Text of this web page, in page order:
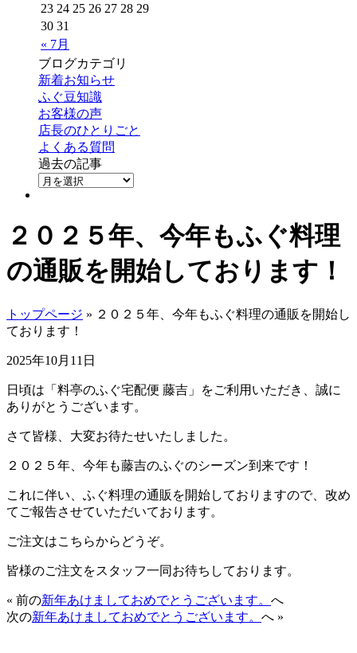
« 7月
23 24 25 26 27 28 29
30 31
ブログカテゴリ
新着お知らせ
ふぐ豆知識
お客様の声
店長のひとりごと
よくある質問
過去の記事
２０２５年、今年もふぐ料理
の通販を開始しております！
トップページ » ２０２５年、今年もふぐ料理の通販を開始し
ております！
2025年10月11日
日頃は「料亭のふぐ宅配便 藤吉」をご利用いただき、誠に
ありがとうございます。
さて皆様、大変お待たせいたしました。
２０２５年、今年も藤吉のふぐのシーズン到来です！
これに伴い、ふぐ料理の通販を開始しておりますので、改め
てご報告させていただいております。
ご注文はこちらからどうぞ。
皆様のご注文をスタッフ一同お待ちしております。
« 前の新年あけましておめでとうございます。 へ
次の新年あけましておめでとうございます。 へ »